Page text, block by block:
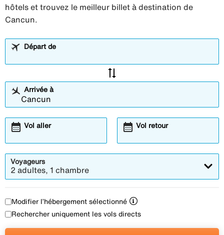
hôtels et trouvez le meilleur billet à destination de
Cancun.
Départ de
sync_alt
Arrivée à
Vol aller
calendar_month Vol retour
calendar_month
Voyageurs
2 adultes, 1 chambre
Modifier l’hébergement sélectionné
Rechercher uniquement les vols directs